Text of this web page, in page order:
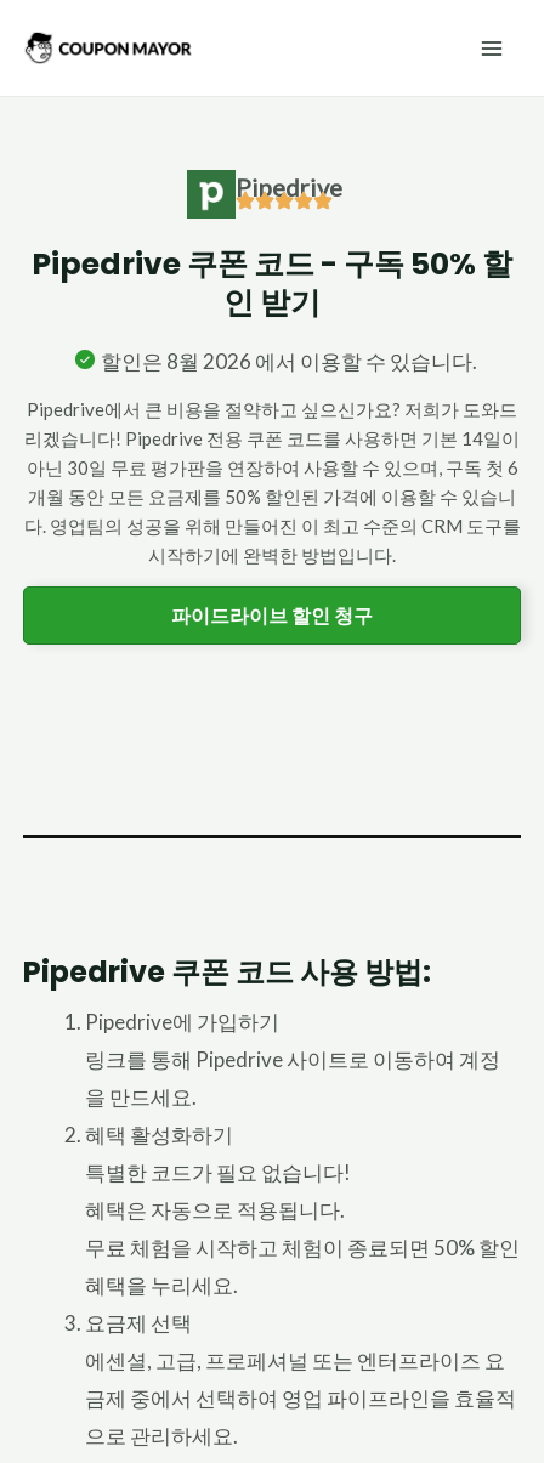
Pipedrive
Pipedrive 쿠폰 코드 - 구독 50% 할
인 받기
할인은 8월 2026 에서 이용할 수 있습니다.
Pipedrive에서 큰 비용을 절약하고 싶으신가요? 저희가 도와드
리겠습니다! Pipedrive 전용 쿠폰 코드를 사용하면 기본 14일이
아닌 30일 무료 평가판을 연장하여 사용할 수 있으며, 구독 첫 6
개월 동안 모든 요금제를 50% 할인된 가격에 이용할 수 있습니
다. 영업팀의 성공을 위해 만들어진 이 최고 수준의 CRM 도구를
시작하기에 완벽한 방법입니다.
파이드라이브 할인 청구
Pipedrive 쿠폰 코드 사용 방법:
Pipedrive에 가입하기
링크를 통해 Pipedrive 사이트로 이동하여 계정
을 만드세요.
혜택 활성화하기
특별한 코드가 필요 없습니다!
혜택은 자동으로 적용됩니다.
무료 체험을 시작하고 체험이 종료되면 50% 할인
혜택을 누리세요.
요금제 선택
에센셜, 고급, 프로페셔널 또는 엔터프라이즈 요
금제 중에서 선택하여 영업 파이프라인을 효율적
으로 관리하세요.